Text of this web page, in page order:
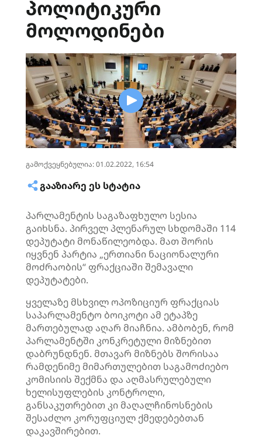
პოლიტიკური
მოლოდინები
გამოქვეყნებულია: 01.02.2022, 16:54
ᲒᲐᲐᲖᲘᲐᲠᲔ ᲔᲡ ᲡᲢᲐᲢᲘᲐ
პარლამენტის საგაზაფხულო სესია
გაიხსნა. პირველ პლენარულ სხდომაში 114
დეპუტატი მონაწილეობდა. მათ შორის
იყვნენ პარტია „ერთიანი ნაციონალური
მოძრაობის“ ფრაქციაში შემავალი
დეპუტატები.
ყველაზე მსხვილ ოპოზიციურ ფრაქციას
საპარლამენტო ბოიკოტი ამ ეტაპზე
მართებულად აღარ მიაჩნია. ამბობენ, რომ
პარლამენტში კონკრეტული მიზნებით
დაბრუნდნენ. მთავარ მიზნებს შორისაა
რამდენიმე მიმართულებით საგამოძიებო
კომისიის შექმნა და აღმასრულებული
ხელისუფლების კონტროლი,
განსაკუთრებით კი მაღალჩინოსნების
შესაძლო კორუფციულ ქმედებებთან
დაკავშირებით.